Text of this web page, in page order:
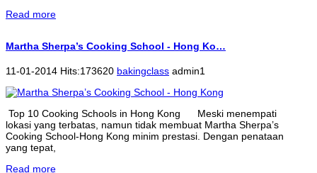
Read more
Martha Sherpa’s Cooking School - Hong Ko…
11-01-2014 Hits:173620 bakingclass admin1
Top 10 Cooking Schools in Hong Kong Meski menempati
lokasi yang terbatas, namun tidak membuat Martha Sherpa’s
Cooking School-Hong Kong minim prestasi. Dengan penataan
yang tepat,
Read more